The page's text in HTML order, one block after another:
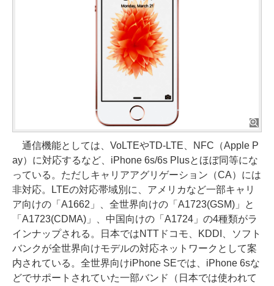
通信機能としては、VoLTEやTD-LTE、NFC（Apple P
ay）に対応するなど、iPhone 6s/6s Plusとほぼ同等にな
っている。ただしキャリアアグリゲーション（CA）には
非対応。LTEの対応帯域別に、アメリカなど一部キャリ
ア向けの「A1662」、全世界向けの「A1723(GSM)」と
「A1723(CDMA)」、中国向けの「A1724」の4種類がラ
インナップされる。日本ではNTTドコモ、KDDI、ソフト
バンクが全世界向けモデルの対応ネットワークとして案
内されている。全世界向けiPhone SEでは、iPhone 6sな
どでサポートされていた一部バンド（日本では使われて